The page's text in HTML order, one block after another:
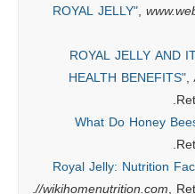
,
"ROYAL JELLY AND
HEALTH BENEFITS",